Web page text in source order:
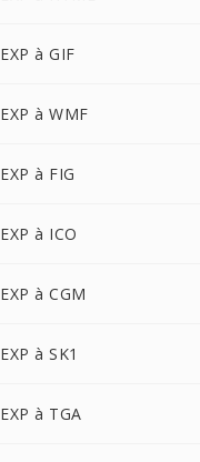
EXP à GIF
EXP à WMF
EXP à FIG
EXP à ICO
EXP à CGM
EXP à SK1
EXP à TGA